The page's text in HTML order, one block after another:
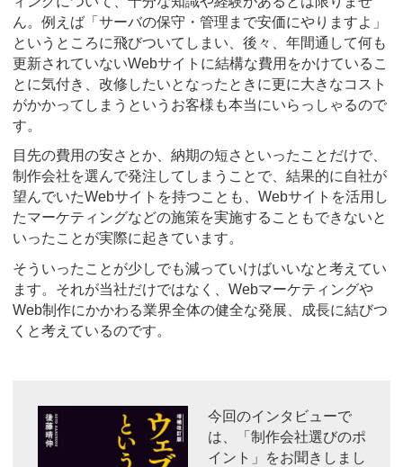
ん。例えば「サーバの保守・管理まで安価にやりますよ」
というところに飛びついてしまい、後々、年間通して何も
更新されていないWebサイトに結構な費用をかけているこ
とに気付き、改修したいとなったときに更に大きなコスト
がかかってしまうというお客様も本当にいらっしゃるので
す。
目先の費用の安さとか、納期の短さといったことだけで、
制作会社を選んで発注してしまうことで、結果的に自社が
望んでいたWebサイトを持つことも、Webサイトを活用し
たマーケティングなどの施策を実施することもできないと
いったことが実際に起きています。
そういったことが少しでも減っていけばいいなと考えてい
ます。それが当社だけではなく、Webマーケティングや
Web制作にかかわる業界全体の健全な発展、成長に結びつ
くと考えているのです。
今回のインタビューで
は、「制作会社選びのポ
イント」をお聞きしまし